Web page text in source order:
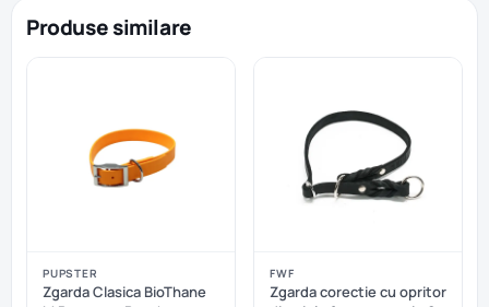
Produse similare
PUPSTER
Zgarda Clasica BioThane
FWF
Zgarda corectie cu opritor